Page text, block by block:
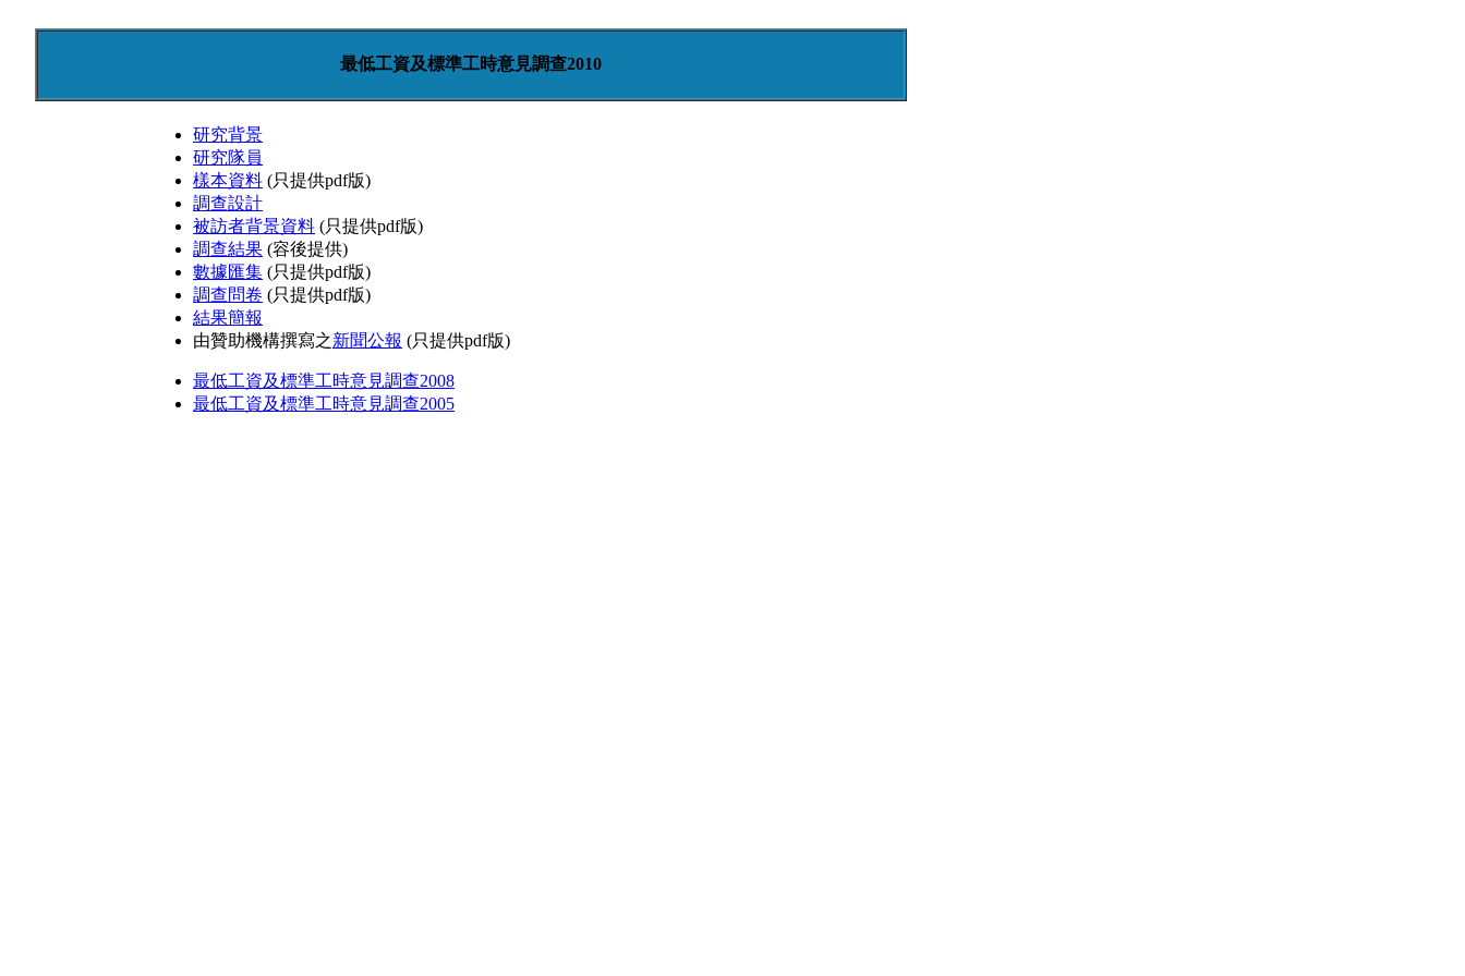
最低工資及標準工時意見調查2010
研究背景
研究隊員
樣本資料 (只提供pdf版)
調查設計
被訪者背景資料 (只提供pdf版)
調查結果 (容後提供)
數據匯集 (只提供pdf版)
調查問卷 (只提供pdf版)
結果簡報
由贊助機構撰寫之新聞公報 (只提供pdf版)
最低工資及標準工時意見調查2008
最低工資及標準工時意見調查2005